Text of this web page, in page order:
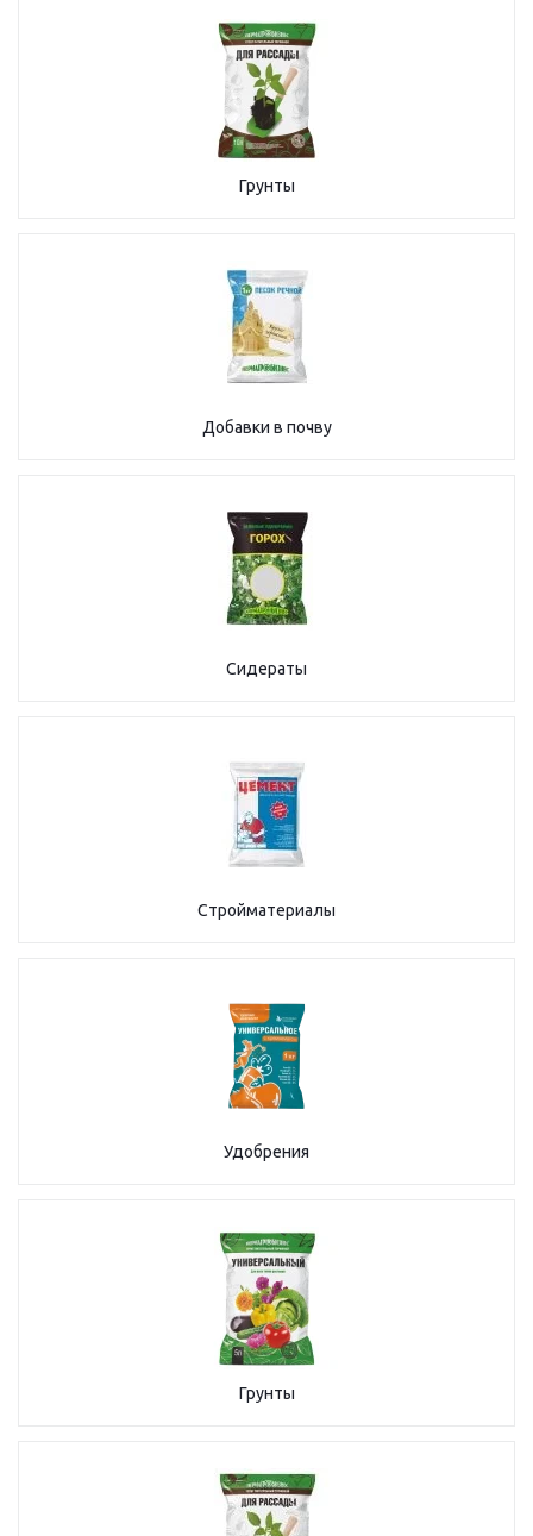
Грунты
Добавки в почву
Сидераты
Стройматериалы
Удобрения
Грунты